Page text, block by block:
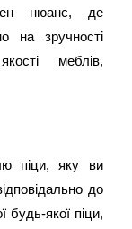
нюанс, де
на зручності
меблів,
піци, яку ви
до
будь-якої піци,